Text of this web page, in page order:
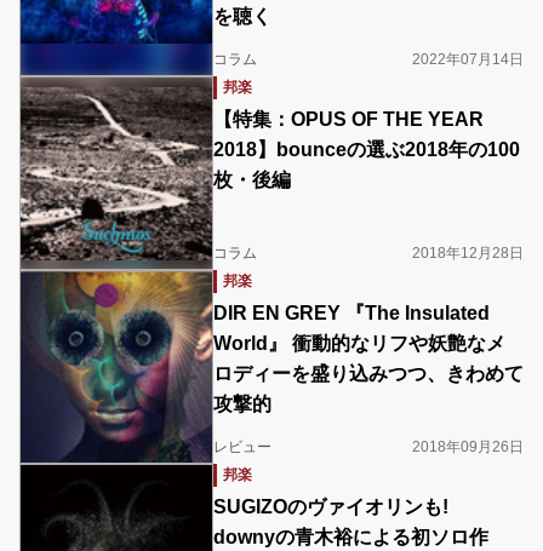
を聴く
コラム
2022年07月14日
邦楽
【特集：OPUS OF THE YEAR
2018】bounceの選ぶ2018年の100
枚・後編
コラム
2018年12月28日
邦楽
DIR EN GREY 『The Insulated
World』 衝動的なリフや妖艶なメ
ロディーを盛り込みつつ、きわめて
攻撃的
レビュー
2018年09月26日
邦楽
SUGIZOのヴァイオリンも!
downyの青木裕による初ソロ作